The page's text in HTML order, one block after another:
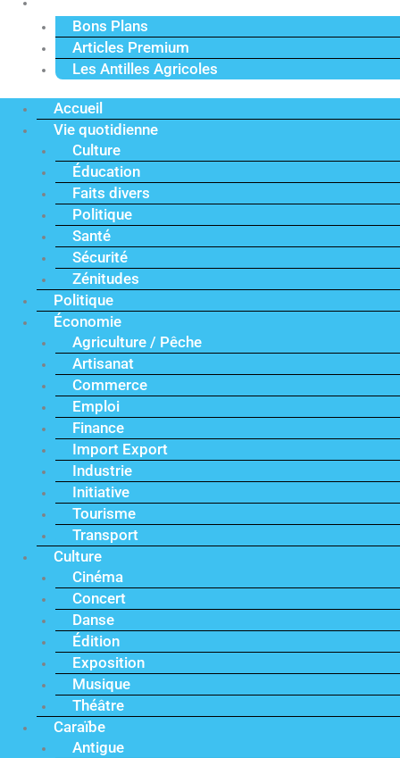
Bons Plans
Articles Premium
Les Antilles Agricoles
Accueil
Vie quotidienne
Culture
Éducation
Faits divers
Politique
Santé
Sécurité
Zénitudes
Politique
Économie
Agriculture / Pêche
Artisanat
Commerce
Emploi
Finance
Import Export
Industrie
Initiative
Tourisme
Transport
Culture
Cinéma
Concert
Danse
Édition
Exposition
Musique
Théâtre
Caraïbe
Antigue